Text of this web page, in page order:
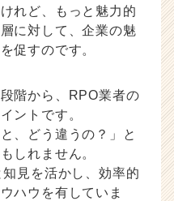
れど、もっと魅力的
に対して、企業の魅
促すのです。
階から、RPO業者の
ントです。
、どう違うの？」と
しれません。
見を活かし、効率的
ハウを有していま